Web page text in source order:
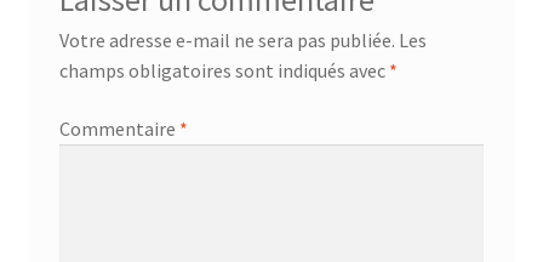
Votre adresse e-mail ne sera pas publiée. Les
champs obligatoires sont indiqués avec *
Commentaire *